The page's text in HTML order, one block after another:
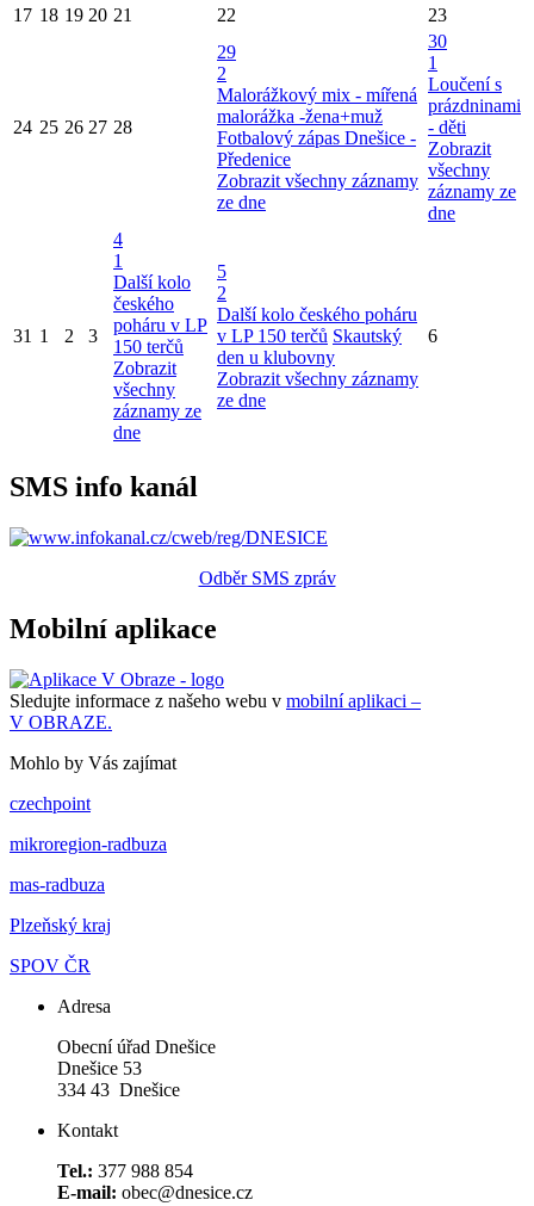
17 18 19 20 21 22 23
24 25 26 27 28
29
2
Malorážkový mix - mířená
malorážka -žena+muž
Fotbalový zápas Dnešice -
Předenice
Zobrazit všechny záznamy
ze dne
30
1
Loučení s
prázdninami
- děti
Zobrazit
všechny
záznamy ze
dne
31 1 2 3
4
1
Další kolo
českého
poháru v LP
150 terčů
Zobrazit
všechny
záznamy ze
dne
5
2
Další kolo českého poháru
v LP 150 terčů Skautský
den u klubovny
Zobrazit všechny záznamy
ze dne
6
SMS info kanál
Odběr SMS zpráv
Mobilní aplikace
Sledujte informace z našeho webu v mobilní aplikaci –
V OBRAZE.
Mohlo by Vás zajímat
czechpoint
mikroregion-radbuza
mas-radbuza
Plzeňský kraj
SPOV ČR
Adresa
Obecní úřad Dnešice
Dnešice 53
334 43 Dnešice
Kontakt
Tel.: 377 988 854
E-mail: obec@dnesice.cz